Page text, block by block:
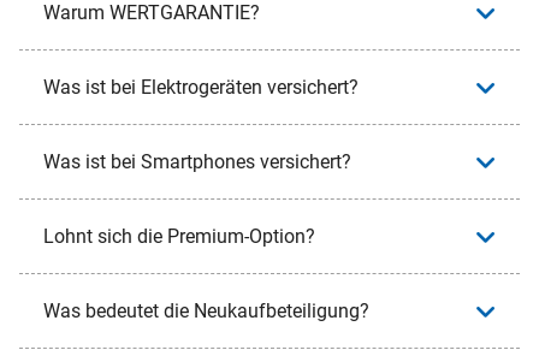
Warum WERTGARANTIE?
Was ist bei Elektrogeräten versichert?
Was ist bei Smartphones versichert?
Lohnt sich die Premium-Option?
Was bedeutet die Neukaufbeteiligung?